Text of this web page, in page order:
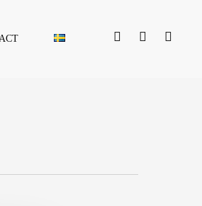
facebooklinkedin youtube